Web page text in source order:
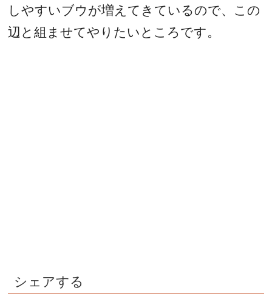
しやすいブウが増えてきているので、この
辺と組ませてやりたいところです。
シェアする